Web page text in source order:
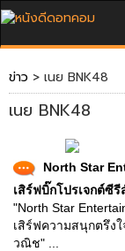
ข่าว > เนย BNK48
เนย BNK48
North Star
เสิร์ฟบิ๊กโปรเจกต์ซี
"North Star
เสิร์ฟความสนุกตรึง
วณิช" ...